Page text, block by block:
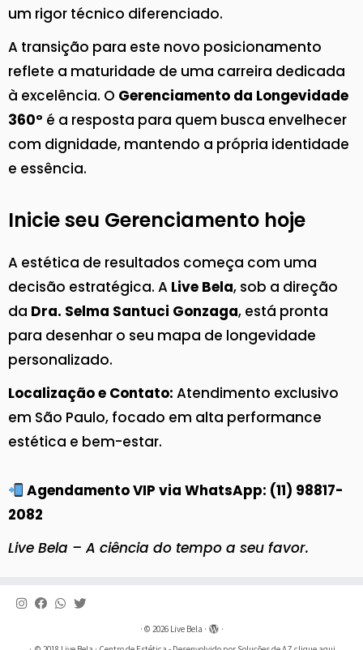
um rigor técnico diferenciado.
A transição para este novo posicionamento
reflete a maturidade de uma carreira dedicada
à excelência. O Gerenciamento da Longevidade
360º é a resposta para quem busca envelhecer
com dignidade, mantendo a própria identidade
e essência.
Inicie seu Gerenciamento hoje
A estética de resultados começa com uma
decisão estratégica. A Live Bela, sob a direção
da Dra. Selma Santuci Gonzaga, está pronta
para desenhar o seu mapa de longevidade
personalizado.
Localização e Contato: Atendimento exclusivo
em São Paulo, focado em alta performance
estética e bem-estar.
Agendamento VIP via WhatsApp: (11) 98817-
2082
Live Bela – A ciência do tempo a seu favor.
· © 2026 Live Bela ·
·